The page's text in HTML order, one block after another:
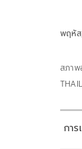
พฤหั
สภาพ
กา